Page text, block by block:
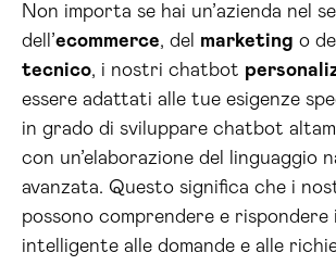
Non importa se hai un’azienda nel
dell’ecommerce, del marketing o del
tecnico, i nostri chatbot
essere adattati alle tue esigenze
in grado di sviluppare chatbot
con un’elaborazione del linguaggio
avanzata. Questo significa che i
possono comprendere e rispondere
intelligente alle domande e alle